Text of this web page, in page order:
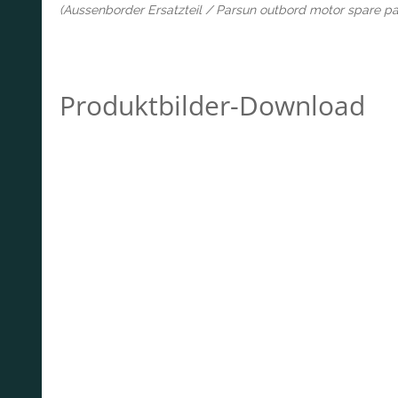
(Aussenborder Ersatzteil / Parsun outbord motor spare
Produktbilder-Download